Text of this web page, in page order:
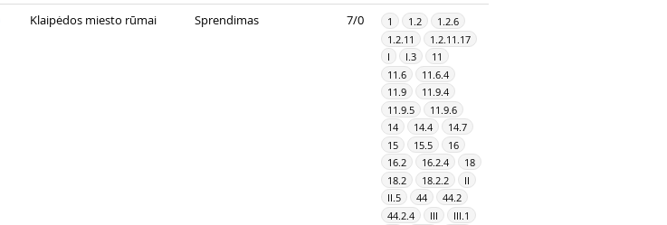
Klaipėdos miesto rūmai Sprendimas 7/0 1 1.2
1.2.6
1.2.11
1.2.11.17
I
I.3
11
11.6
11.6.4
11.9
11.9.4
11.9.5
11.9.6
14
14.4
14.7
15
15.5
16
16.2
16.2.4
18
18.2
18.2.2
II
II.5
44
44.2
44.2.4
III
III.1